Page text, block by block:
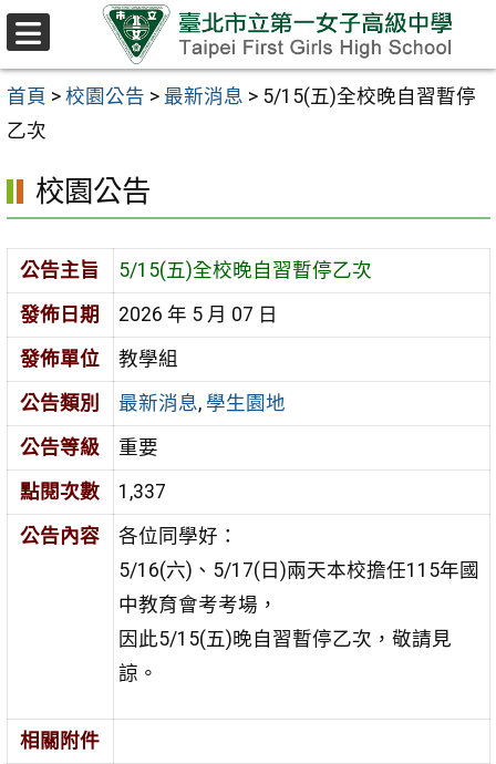
跳至主要內容區
首頁 > 校園公告 > 最新消息 > 5/15(五)全校晚自習暫停
乙次
校園公告
公告主旨
5/15(五)全校晚自習暫停乙次
發佈日期
2026 年 5 月 07 日
發佈單位
教學組
公告類別
最新消息, 學生園地
公告等級
重要
點閱次數
1,337
公告內容
各位同學好：
5/16(六)、5/17(日)兩天本校擔任115年國
中教育會考考場，
因此5/15(五)晚自習暫停乙次，敬請見
諒。
相關附件
選
單